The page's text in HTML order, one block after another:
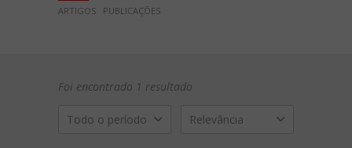
ARTIGOS
PUBLICAÇÕES
Foi encontrado 1 resultado
Todo o período Relevância